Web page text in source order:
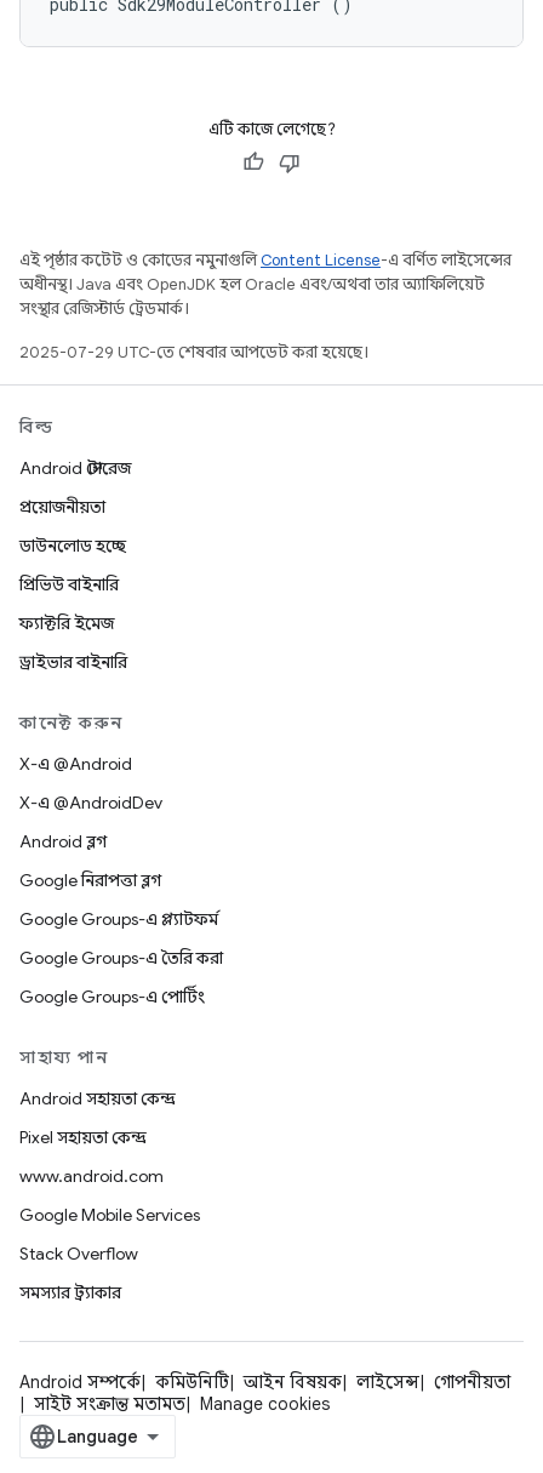
এটি কাজে লেগেছে?
এই পৃষ্ঠার কন্টেন্ট ও কোডের নমুনাগুলিContent License-এ বর্ণিত লাইসেন্সের
অধীনস্থ। Java এবং OpenJDK হল Oracle এবং/অথবা তার অ্যাফিলিয়েট
সংস্থার রেজিস্টার্ড ট্রেডমার্ক।
2025-07-29 UTC-তে শেষবার আপডেট করা হয়েছে।
বিল্ড
Android স্টোরেজ
প্রয়োজনীয়তা
ডাউনলোড হচ্ছে
প্রিভিউ বাইনারি
ফ্যাক্টরি ইমেজ
ড্রাইভার বাইনারি
কানেক্ট করুন
X-এ @Android
X-এ @AndroidDev
Android ব্লগ
Google নিরাপত্তা ব্লগ
Google Groups-এ প্ল্যাটফর্ম
Google Groups-এ তৈরি করা
Google Groups-এ পোর্টিং
সাহায্য পান
Android সহায়তা কেন্দ্র
Pixel সহায়তা কেন্দ্র
www.android.com
Google Mobile Services
Stack Overflow
সমস্যার ট্র্যাকার
Android সম্পর্কে কমিউনিটি আইন বিষয়ক লাইসেন্স
গোপনীয়তা
সাইট সংক্রান্ত মতামত
Manage cookies